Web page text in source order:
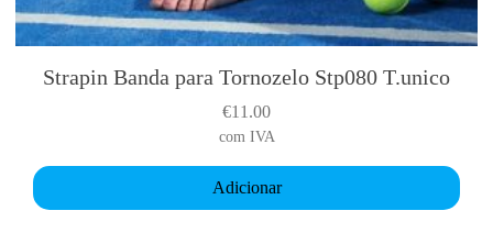
Strapin Banda para Tornozelo Stp080 T.unico
€11.00
com IVA
Adicionar